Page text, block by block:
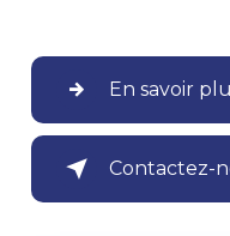
En savoir
Contactez-